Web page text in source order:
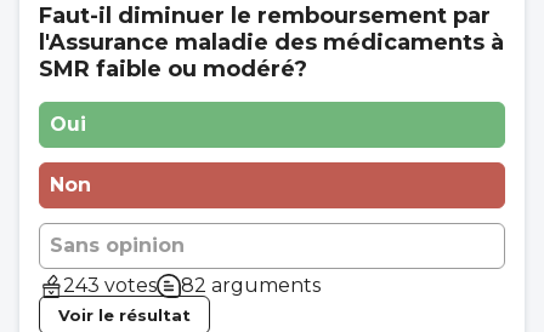
Faut-il diminuer le remboursement par
l'Assurance maladie des médicaments à
SMR faible ou modéré?
Oui
Non
Sans opinion
243 votes
82 arguments
Voir le résultat